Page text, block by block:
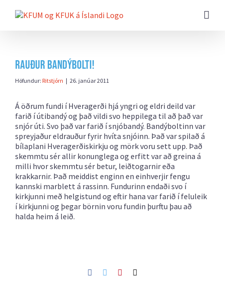
beint
Rauður bandýbolti!
Höfundur: Ritstjórn | 26. janúar 2011
Á öðrum fundi í Hveragerði hjá yngri og eldri deild var
farið í útibandý og það vildi svo heppilega til að það var
snjór úti. Svo það var farið í snjóbandý. Bandýboltinn var
spreyjaður eldrauður fyrir hvíta snjóinn. Það var spilað á
bílaplani Hveragerðiskirkju og mörk voru sett upp. Það
skemmtu sér allir konunglega og erfitt var að greina á
milli hvorskemmtu sér betur, leiðtogarnir eða
krakkarnir. Það meiddist enginn en einhverjir fengu
kannski marblett á rassinn. Fundurinn endaði svo í
kirkjunni með helgistund og eftir hana var farið í feluleik
í kirkjunni og þegar börnin voru fundin þurftu þau að
halda heim á leið.
Facebook
TwitterPinterest